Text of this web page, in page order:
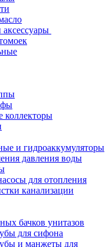
коллекторы
и гидроаккумуляторы
давления воды
для отопления
канализации
бачков унитазов
для сифона
и манжеты для